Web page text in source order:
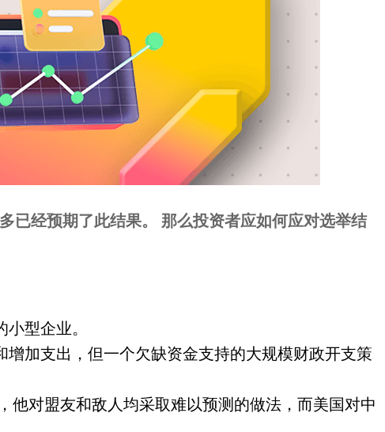
已经预期了此结果。 那么投资者应如何应对选举结
型企业。
加支出，但一个欠缺资金支持的大规模财政开支策
他对盟友和敌人均采取难以预测的做法，而美国对中